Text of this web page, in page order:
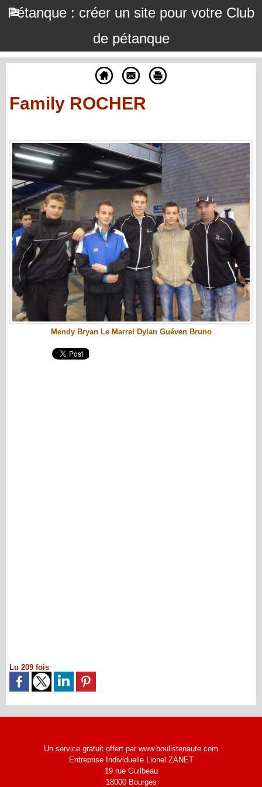
Pétanque : créer un site pour votre Club
de pétanque
Family ROCHER
Mendy Bryan Le Marrel Dylan Guéven Bruno
Lu 209 fois
Un service gratuit offert par www.boulistenaute.com
Entreprise Individuelle Lionel ZANET
19 rue Guilbeau
18000 Bourges